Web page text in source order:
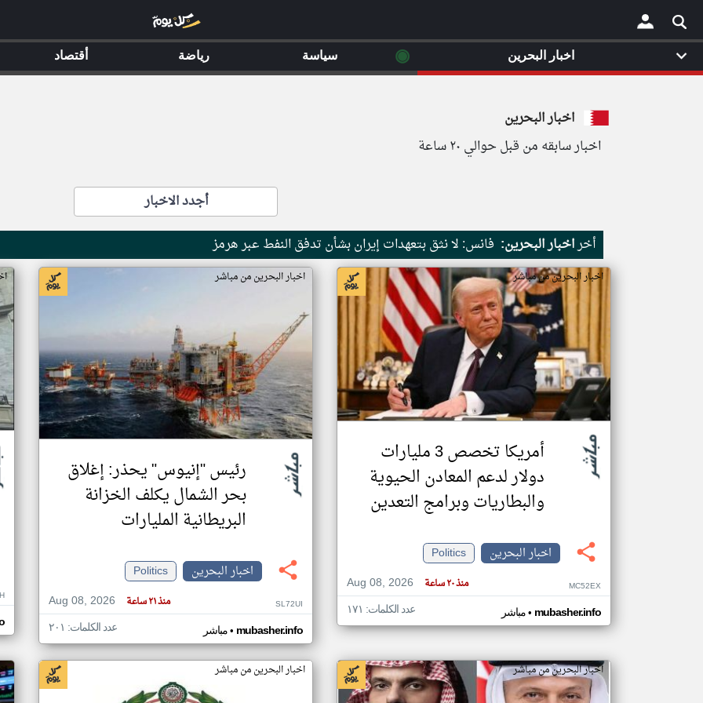
×
اخبار البحرين
اخبار سابقه من قبل حوالي ٢٠ ساعة
أجدد الاخبار
أخراخبار البحرين: فانس: لا نثق بتعهدات إيران بشأن تدفق النفط عبر هرمز
اخبار البحرين من مباشر
أمريكا تخصص 3 مليارات
دولار لدعم المعادن الحيوية
والبطاريات وبرامج التعدين
اخبار البحرين
Politics
Aug 08, 2026
منذ ٢٠ ساعة MC52EX
مباشر• mubasher.info عدد الكلمات: ١٧١
اخبار البحرين من مباشر
رئيس "إنيوس" يحذر: إغلاق
بحر الشمال يكلف الخزانة
البريطانية المليارات
اخبار البحرين
Politics
Aug 08, 2026
منذ ٢١ ساعة SL72UI
مباشر• mubasher.info عدد الكلمات: ٢٠١
اخبار البحرين من مباشر اخبار البحرين من مباشر
اخبار البحرين ◉ سياسة رياضة أقتصاد